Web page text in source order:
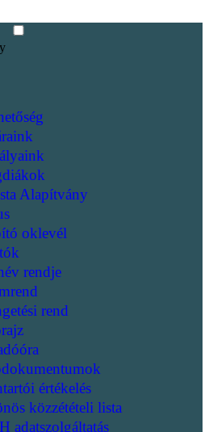
Alapítvány
oklevél
rendje
rend
értékelés
közzétételi lista
adatszolgáltatás